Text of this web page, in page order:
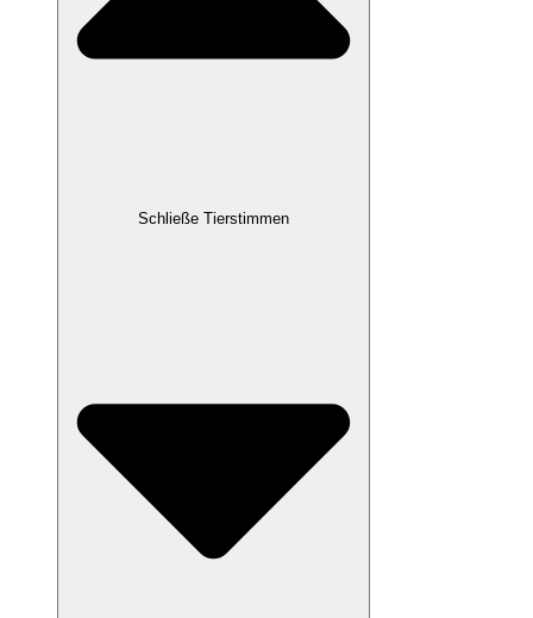
Schließe Tierstimmen